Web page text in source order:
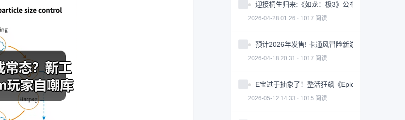
迎接桐生归来:《如龙：极3》公布PC平台硬件配
2026-04-28 01:26 · 1017 阅读
预计2026年发售! 卡通风冒险新游《长日将尽》
2026-04-18 20:31 · 1017 阅读
E宝过于抽象了！整活狂飙《Epic是我家乡》感谢
2026-05-12 14:33 · 1015 阅读